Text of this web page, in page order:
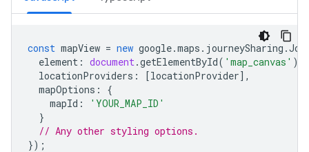
const mapView = new google.maps . journeySharing .
element : document.getElementById( 'map_canvas' ),
locationProviders : [locationProvider],
mapOptions :
{
mapId :
'YOUR_MAP_ID'
}
// Any other styling options.
});